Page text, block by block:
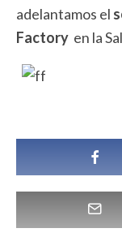
adelantamos el
Factory en la